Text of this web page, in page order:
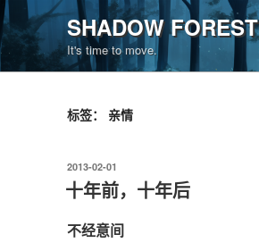
跳
至
内
容
SHADOW FOREST
It's time to move.
标签： 亲情
发
布
于
2013-02-01
十年前，十年后
不经意间